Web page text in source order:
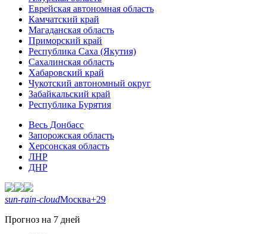
Еврейская автономная область
Камчатский край
Магаданская область
Приморский край
Республика Саха (Якутия)
Сахалинская область
Хабаровский край
Чукотский автономный округ
Забайкальский край
Республика Бурятия
Весь Донбасс
Запорожская область
Херсонская область
ЛНР
ДНР
sun-rain-cloudМосква+29
Прогноз на 7 дней